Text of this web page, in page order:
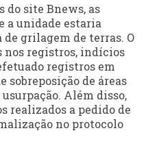
do site Bnews, as
a unidade estaria
grilagem de terras. O
nos registros, indícios
registros em
sobreposição de áreas
Além disso,
realizados a pedido de
no protocolo